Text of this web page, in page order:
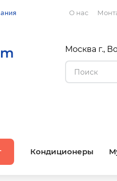
О нас
Москва г.,
Кондиционеры